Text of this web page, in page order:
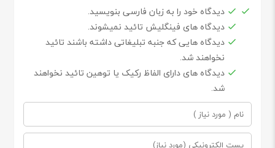
دیدگاه خود را به زبان فارسی بنویسید.
دیدگاه های فینگلیش تائید نمیشوند.
دیدگاه هایی که جنبه تبلیغاتی داشته باشند تائید
نخواهند شد.
دیدگاه های دارای الفاظ رکیک یا توهین تائید نخواهند
شد.